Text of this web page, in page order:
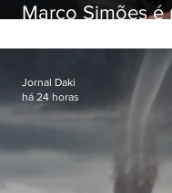
Marco Simões é
Jornal Daki
há 24 horas